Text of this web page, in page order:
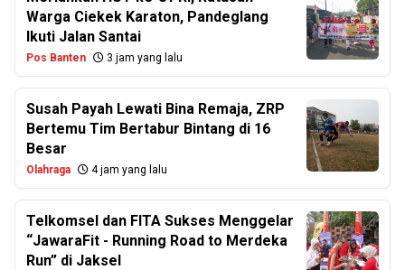
Warga Ciekek Karaton, Pandeglang
Ikuti Jalan Santai
Pos Banten 3 jam yang lalu
Susah Payah Lewati Bina Remaja, ZRP
Bertemu Tim Bertabur Bintang di 16
Besar
Olahraga 4 jam yang lalu
Telkomsel dan FITA Sukses Menggelar
“JawaraFit - Running Road to Merdeka
Run” di Jaksel